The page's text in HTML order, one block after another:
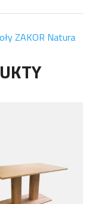
ZAKOR Natura